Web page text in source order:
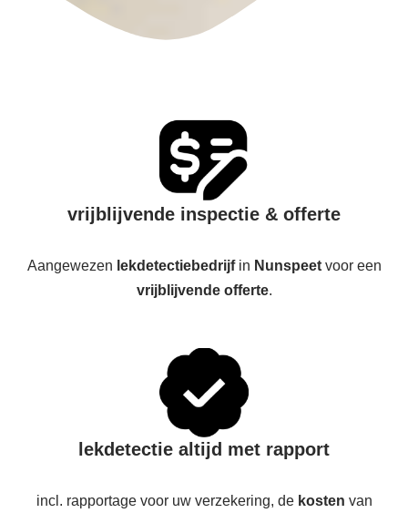
vrijblijvende inspectie & offerte
Aangewezen lekdetectiebedrijfin Nunspeet voor een
vrijblijvende offerte.
lekdetectie altijd met rapport
incl. rapportage voor uw verzekering, de kosten van